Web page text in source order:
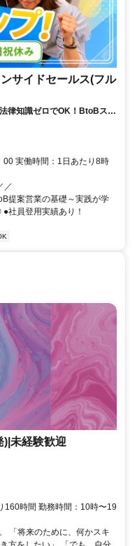
サイドセールス(フル
律知識ゼロでOK！BtoBスキ
実働時間：1日あたり8時
／
営業の基礎～実践が学
社員登用実績あり！
)|未経験歓迎
160時間 勤務時間：10時〜19
「将来のために、何かスキ